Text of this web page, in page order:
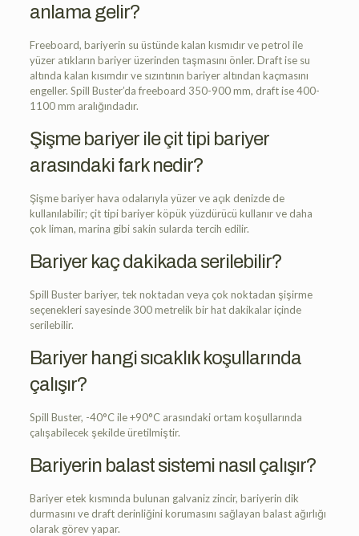
anlama gelir?
Freeboard, bariyerin su üstünde kalan kısmıdır ve petrol ile
yüzer atıkların bariyer üzerinden taşmasını önler. Draft ise su
altında kalan kısımdır ve sızıntının bariyer altından kaçmasını
engeller. Spill Buster’da freeboard 350-900 mm, draft ise 400-
1100 mm aralığındadır.
Şişme bariyer ile çit tipi bariyer
arasındaki fark nedir?
Şişme bariyer hava odalarıyla yüzer ve açık denizde de
kullanılabilir; çit tipi bariyer köpük yüzdürücü kullanır ve daha
çok liman, marina gibi sakin sularda tercih edilir.
Bariyer kaç dakikada serilebilir?
Spill Buster bariyer, tek noktadan veya çok noktadan şişirme
seçenekleri sayesinde 300 metrelik bir hat dakikalar içinde
serilebilir.
Bariyer hangi sıcaklık koşullarında
çalışır?
Spill Buster, -40°C ile +90°C arasındaki ortam koşullarında
çalışabilecek şekilde üretilmiştir.
Bariyerin balast sistemi nasıl çalışır?
Bariyer etek kısmında bulunan galvaniz zincir, bariyerin dik
durmasını ve draft derinliğini korumasını sağlayan balast ağırlığı
olarak görev yapar.